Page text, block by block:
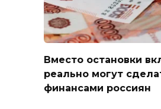
Вместо остановки
реально могут
финансами россиян